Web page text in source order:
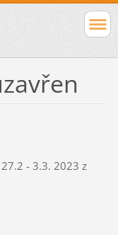
- 3.3. 2023 z